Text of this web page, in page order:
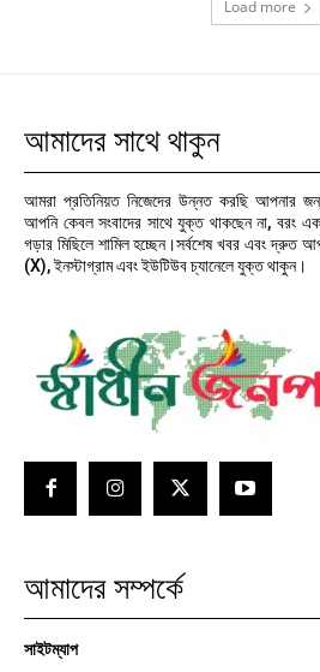
Load more
আমাদের সাথে থাকুন
আমরা প্রতিনিয়ত নিজেদের উন্নত করছি আপনার
আপনি কেবল সংবাদের সাথে যুক্ত থাকছেন না, বরং
গড়ার মিছিলে শামিল হচ্ছেন।সর্বশেষ খবর এবং দ্রুত
(X), ইনস্টাগ্রাম এবং ইউটিউব চ্যানেলে যুক্ত থাকুন।
আমাদের সম্পর্কে
সাইটম্যাপ